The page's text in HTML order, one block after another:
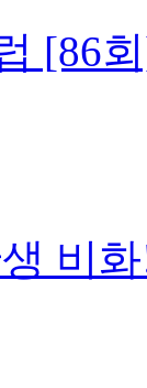
[86
비